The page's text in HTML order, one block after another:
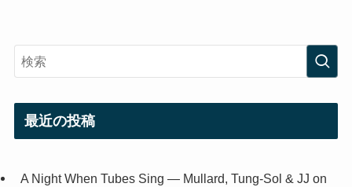
最近の投稿
A Night When Tubes Sing — Mullard, Tung-Sol & JJ on